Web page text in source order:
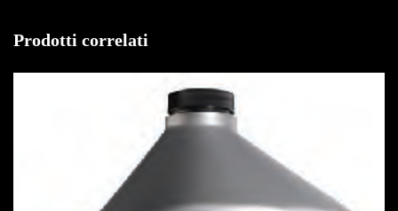
Prodotti correlati